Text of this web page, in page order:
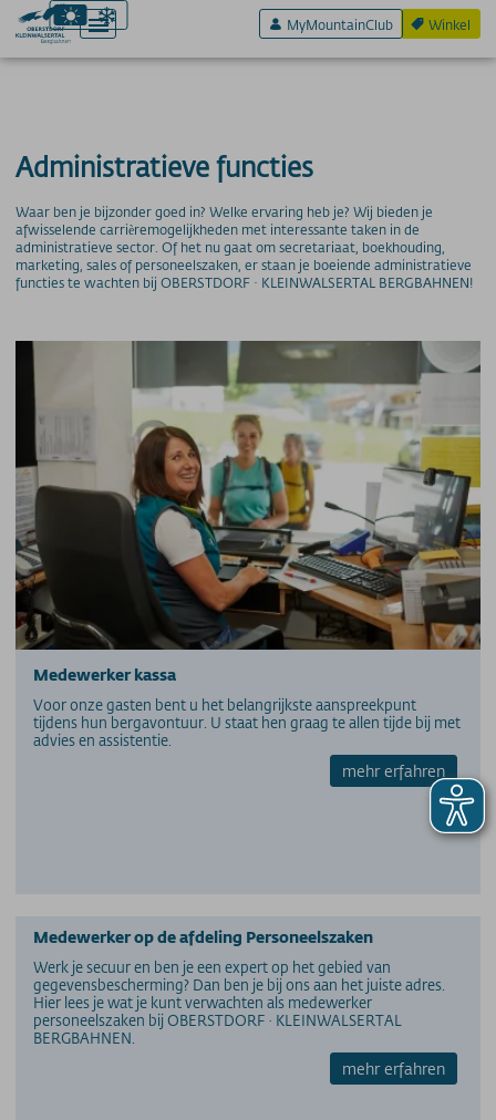
Winkel
MyMountainClub
Actief & Sport
Plezier en zintuigen
Tarieven
SERVICE VAN A TOT Z
Toegankelijk op de berg
Bergspoorweg Onbeperkt
Gevonden voorwerpen
Hunde am Berg
Mountainbike transport
Nieuwsbrief
Video's
Prijzen - Söllereckbahn
Prijzen - Walmendingerhorn-kabelbaan
Prijzen - Heuberg
Prijzen - Ifenbahn
Vacatures voor
Administratieve functies
Waar ben je bijzonder goed in? Welke ervaring heb je? Wij bieden je
afwisselende carrièremogelijkheden met interessante taken in de
administratieve sector. Of het nu gaat om secretariaat, boekhouding,
marketing, sales of personeelszaken, er staan je boeiende administratieve
functies te wachten bij OBERSTDORF · KLEINWALSERTAL BERGBAHNEN!
Medewerker kassa
Voor onze gasten bent u het belangrijkste aanspreekpunt
tijdens hun bergavontuur. U staat hen graag te allen tijde bij met
advies en assistentie.
mehr erfahren
Medewerker op de afdeling Personeelszaken
Werk je secuur en ben je een expert op het gebied van
gegevensbescherming? Dan ben je bij ons aan het juiste adres.
Hier lees je wat je kunt verwachten als medewerker
personeelszaken bij OBERSTDORF · KLEINWALSERTAL
BERGBAHNEN.
mehr erfahren